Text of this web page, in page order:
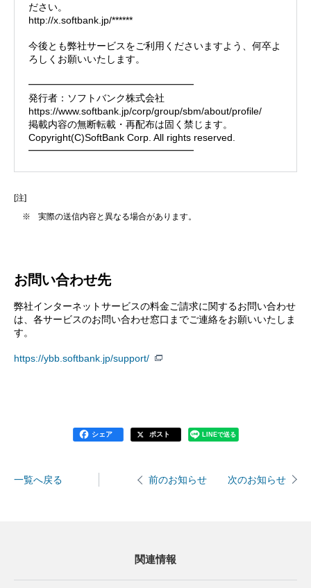
ださい。
http://x.softbank.jp/******
今後とも弊社サービスをご利用くださいますよう、何卒よ
ろしくお願いいたします。
━━━━━━━━━━━━━━━━━
発行者：ソフトバンク株式会社
https://www.softbank.jp/corp/group/sbm/about/profile/
掲載内容の無断転載・再配布は固く禁じます。
Copyright(C)SoftBank Corp. All rights reserved.
━━━━━━━━━━━━━━━━━
[注]
※
実際の送信内容と異なる場合があります。
お問い合わせ先
弊社インターネットサービスの料金ご請求に関するお問い合わせ
は、各サービスのお問い合わせ窓口までご連絡をお願いいたしま
す。
https://ybb.softbank.jp/support/
シェア ポスト LINEで送る
一覧へ戻る 前のお知らせ 次のお知らせ
関連情報